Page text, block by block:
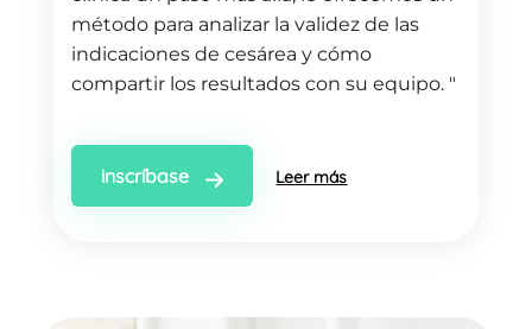
método para analizar la validez de las
indicaciones de cesárea y cómo
compartir los resultados con su equipo. "
inscríbase Leer más